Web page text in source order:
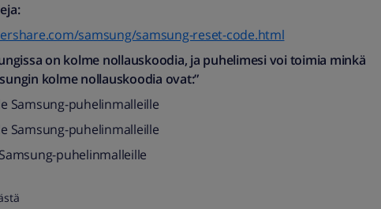
samsung/samsung-reset-code.html
on kolme nollauskoodia, ja puhelimesi voi toimia minkä
kolme nollauskoodia ovat:”
Samsung-puhelinmalleille
Samsung-puhelinmalleille
puhelinmalleille